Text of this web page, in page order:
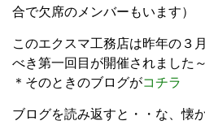
合で欠席のメンバーもいます）
このエクスマ工務店は昨年の３
べき第一回目が開催されました～
＊そのときのブログがコチラ
ブログを読み返すと・・な、懐